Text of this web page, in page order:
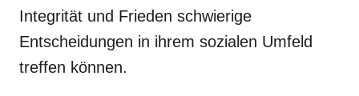
Integrität und Frieden schwierige
Entscheidungen in ihrem sozialen Umfeld
treffen können.